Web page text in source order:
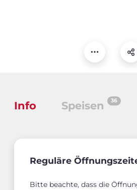
Info Speisen 36
Reguläre
Bitte beachte, dass die